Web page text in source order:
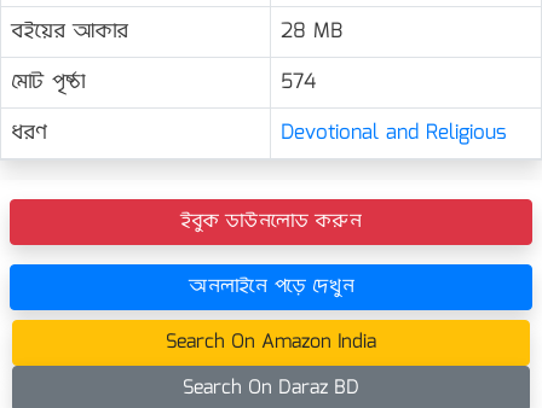
বইয়ের আকার
28 MB
মোট পৃষ্ঠা
574
ধরণ
Devotional and Religious
ইবুক ডাউনলোড করুন
অনলাইনে পড়ে দেখুন
Search On Amazon India
Search On Daraz BD